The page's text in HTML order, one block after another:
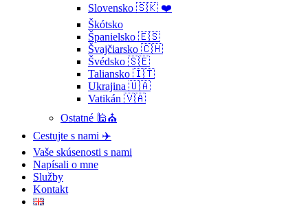
Slovensko 🇸🇰 ❤️
Škótsko
Španielsko 🇪🇸
Švajčiarsko 🇨🇭
Švédsko 🇸🇪
Taliansko 🇮🇹
Ukrajina 🇺🇦
Vatikán 🇻🇦
Ostatné 🕌⛪
Cestujte s nami ✈️
Vaše skúsenosti s nami
Napísali o mne
Služby
Kontakt